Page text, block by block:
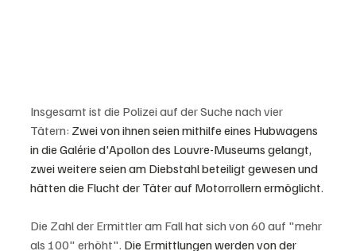
Insgesamt ist die Polizei auf der Suche nach vier
Tätern: Zwei von ihnen seien mithilfe eines Hubwagens
in die Galérie d'Apollon des Louvre-Museums gelangt,
zwei weitere seien am Diebstahl beteiligt gewesen und
hätten die Flucht der Täter auf Motorrollern ermöglicht.
Die Zahl der Ermittler am Fall hat sich von 60 auf "mehr
als 100" erhöht". Die Ermittlungen werden von der